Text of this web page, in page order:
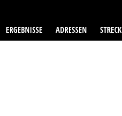
ERGEBNISSE ADRESSEN